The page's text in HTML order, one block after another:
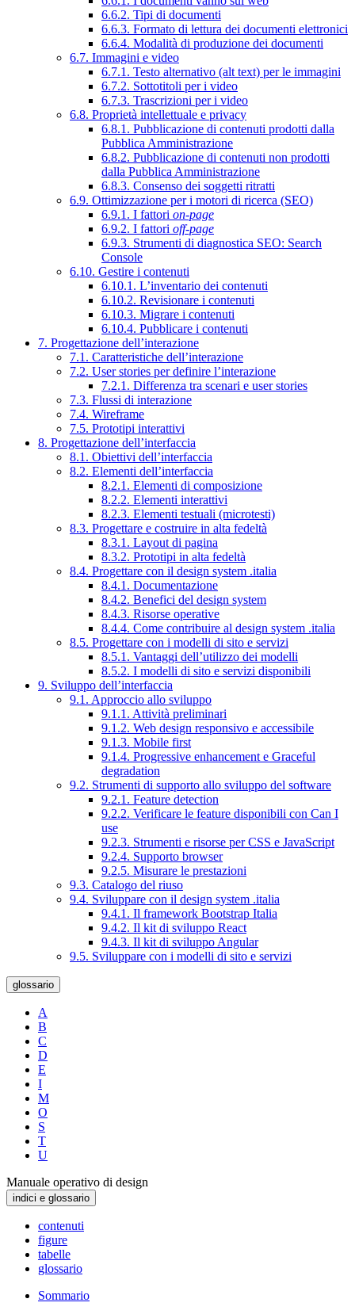
6.6.2. Tipi di documenti
6.6.3. Formato di lettura dei documenti elettronici
6.6.4. Modalità di produzione dei documenti
6.7. Immagini e video
6.7.1. Testo alternativo (alt text) per le immagini
6.7.2. Sottotitoli per i video
6.7.3. Trascrizioni per i video
6.8. Proprietà intellettuale e privacy
6.8.1. Pubblicazione di contenuti prodotti dalla
Pubblica Amministrazione
6.8.2. Pubblicazione di contenuti non prodotti
dalla Pubblica Amministrazione
6.8.3. Consenso dei soggetti ritratti
6.9. Ottimizzazione per i motori di ricerca (SEO)
6.9.1. I fattori on-page
6.9.2. I fattori off-page
6.9.3. Strumenti di diagnostica SEO: Search
Console
6.10. Gestire i contenuti
6.10.1. L’inventario dei contenuti
6.10.2. Revisionare i contenuti
6.10.3. Migrare i contenuti
6.10.4. Pubblicare i contenuti
7. Progettazione dell’interazione
7.1. Caratteristiche dell’interazione
7.2. User stories per definire l’interazione
7.2.1. Differenza tra scenari e user stories
7.3. Flussi di interazione
7.4. Wireframe
7.5. Prototipi interattivi
8. Progettazione dell’interfaccia
8.1. Obiettivi dell’interfaccia
8.2. Elementi dell’interfaccia
8.2.1. Elementi di composizione
8.2.2. Elementi interattivi
8.2.3. Elementi testuali (microtesti)
8.3. Progettare e costruire in alta fedeltà
8.3.1. Layout di pagina
8.3.2. Prototipi in alta fedeltà
8.4. Progettare con il design system .italia
8.4.1. Documentazione
8.4.2. Benefici del design system
8.4.3. Risorse operative
8.4.4. Come contribuire al design system .italia
8.5. Progettare con i modelli di sito e servizi
8.5.1. Vantaggi dell’utilizzo dei modelli
8.5.2. I modelli di sito e servizi disponibili
9. Sviluppo dell’interfaccia
9.1. Approccio allo sviluppo
9.1.1. Attività preliminari
9.1.2. Web design responsivo e accessibile
9.1.3. Mobile first
9.1.4. Progressive enhancement e Graceful
degradation
9.2. Strumenti di supporto allo sviluppo del software
9.2.1. Feature detection
9.2.2. Verificare le feature disponibili con Can I
use
9.2.3. Strumenti e risorse per CSS e JavaScript
9.2.4. Supporto browser
9.2.5. Misurare le prestazioni
9.3. Catalogo del riuso
9.4. Sviluppare con il design system .italia
9.4.1. Il framework Bootstrap Italia
9.4.2. Il kit di sviluppo React
9.4.3. Il kit di sviluppo Angular
9.5. Sviluppare con i modelli di sito e servizi
glossario
A
B
C
D
E
I
M
O
S
T
U
Manuale operativo di design
indici e glossario
contenuti
figure
tabelle
glossario
Sommario